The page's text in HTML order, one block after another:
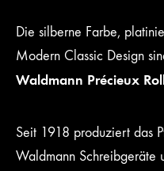
Die silberne Farbe,
Modern Classic Design
Waldmann Précieux
Seit 1918 produziert das
Waldmann Schreibgeräte